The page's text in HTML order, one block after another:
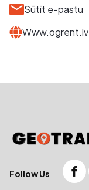
Sūtīt e-pastu
Www.ogrent.lv
Follow Us